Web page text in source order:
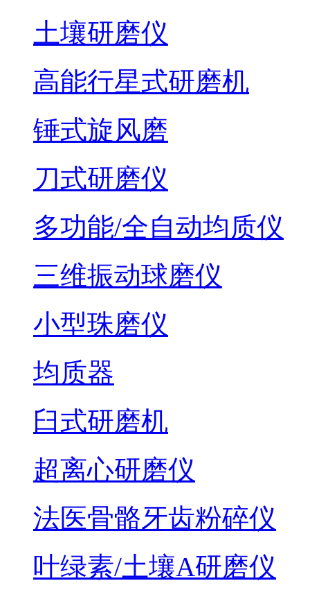
土壤研磨仪
高能行星式研磨机
锤式旋风磨
刀式研磨仪
多功能/全自动均质仪
三维振动球磨仪
小型珠磨仪
均质器
臼式研磨机
超离心研磨仪
法医骨骼牙齿粉碎仪
叶绿素/土壤A研磨仪